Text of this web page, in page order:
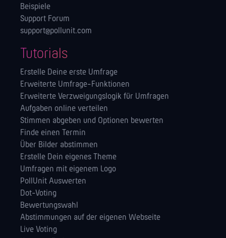
Beispiele
Support Forum
support@pollunit.com
Tutorials
Erstelle Deine erste Umfrage
Erweiterte Umfrage-Funktionen
Erweiterte Verzweigungslogik für Umfragen
Aufgaben online verteilen
Stimmen abgeben und Optionen bewerten
Finde einen Termin
Über Bilder abstimmen
Erstelle Dein eigenes Theme
Umfragen mit eigenem Logo
PollUnit Auswerten
Dot-Voting
Bewertungswahl
Abstimmungen auf der eigenen Webseite
Live Voting